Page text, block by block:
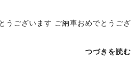
うございます ご納車おめでとうござ
つづきを読む